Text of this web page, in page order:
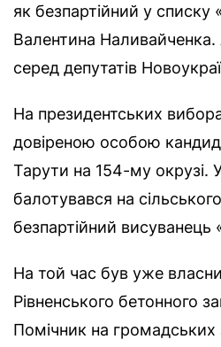
як безпартійний у списку
Валентина
серед депутатів
На президентських
довіреною особою
Тарути на 154-му окрузі.
балотувався на
безпартійний висуванець
На той час був уже
Рівненського бетонного
Помічник на громадських